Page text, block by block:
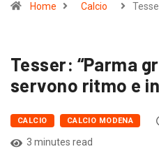
Home Calcio
Tesser: “Parma
servono ritmo e
CALCIO CALCIO MODENA
3 minutes read